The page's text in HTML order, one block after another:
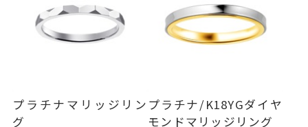
商品の品質には万全を期しておりますが、万が一
不良品の場合、またはご注文のお品と異なる場合
はお問い合わせフォームよりご連絡ください。
この場合の返送料は弊社にて負担いたしますの
プラチナマリッジリン
グ
プラチナ/K18YGダイヤ
モンドマリッジリング